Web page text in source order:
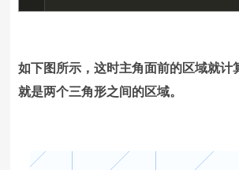
如下图所示，这时主角面前的区域就计
就是两个三角形之间的区域。